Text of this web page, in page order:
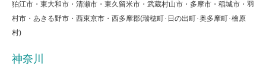
狛江市・東大和市・清瀬市・東久留米市・武蔵村山市・多摩市・稲城市・羽
村市・あきる野市・西東京市・西多摩郡(瑞穂町･日の出町･奥多摩町･檜原
村)
神奈川